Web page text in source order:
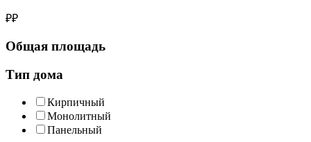
₽₽
Общая площадь
Тип дома
Кирпичный
Монолитный
Панельный